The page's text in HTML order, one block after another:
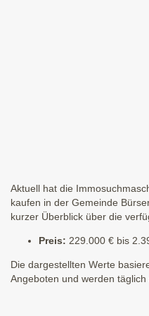
Aktuell hat die
kaufen in der Gemeinde
kurzer Überblick über die
Preis: 229.000 € bis
Die dargestellten Werte
Angeboten und werden täglich